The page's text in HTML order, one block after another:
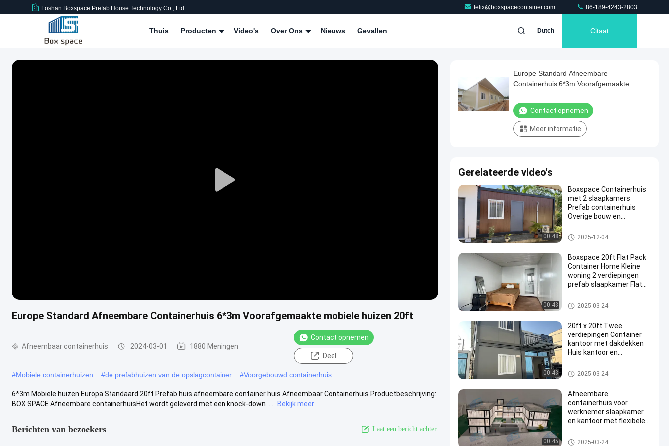
Foshan Boxspace Prefab House Technology Co., Ltd felix@boxspacecontainer.com 86-189-4243-2803
Thuis Producten Video's Over Ons Nieuws Gevallen Dutch Citaat
Play
Europe Standard Afneembare Containerhuis 6*3m Voorafgemaakte mobiele huizen 20ft
Afneembaar containerhuis 2024-03-01 1880 Meningen
Contact opnemen
Deel
#Mobiele containerhuizen #de prefabhuizen van de opslagcontainer #Voorgebouwd containerhuis
6*3m Mobiele huizen Europa Standaard 20ft Prefab huis afneembare container huis Afneembaar Containerhuis Productbeschrijving:
BOX SPACE Afneembare containerhuisHet wordt geleverd met een knock-down .....
Bekijk meer
Berichten van bezoekers Laat een bericht achter.
Europe Standard Afneembare
Containerhuis 6*3m Voorafgemaakte
Contact opnemen
Meer informatie
Gerelateerde video's
00:48
Boxspace Containerhuis
met 2 slaapkamers
Prefab containerhuis
Overige bouw en
Containerhuis met twee
verdiepingen
Afneembaar containerhuis
2025-12-04
00:43
Boxspace 20ft Flat Pack
Container Home Kleine
woning 2 verdiepingen
prefab slaapkamer Flat
Afneembaar containerhuis
2025-03-24
00:43
20ft x 20ft Twee
verdiepingen Container
kantoor met dakdekken
Huis kantoor en
persoonlijk gebruik
Afneembaar containerhuis
2025-03-24
00:45
Afneembare
containerhuis voor
werknemer slaapkamer
en kantoor met flexibele
installatie
Afneembaar containerhuis
2025-03-24